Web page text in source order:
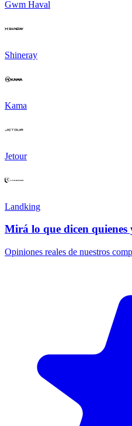
Gwm Haval
Shineray
Kama
Jetour
Landking
Mirá lo que dicen
Opiniones reales de nuestros